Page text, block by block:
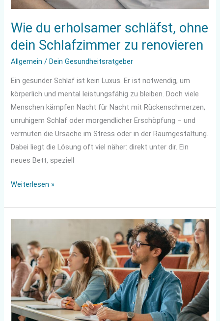
Wie du erholsamer schläfst, ohne
dein Schlafzimmer zu renovieren
Allgemein /Dein Gesundheitsratgeber
Ein gesunder Schlaf ist kein Luxus. Er ist notwendig, um
körperlich und mental leistungsfähig zu bleiben. Doch viele
Menschen kämpfen Nacht für Nacht mit Rückenschmerzen,
unruhigem Schlaf oder morgendlicher Erschöpfung – und
vermuten die Ursache im Stress oder in der Raumgestaltung.
Dabei liegt die Lösung oft viel näher: direkt unter dir. Ein
neues Bett, speziell
Weiterlesen »
Job
unter
einen
Hut
bringen